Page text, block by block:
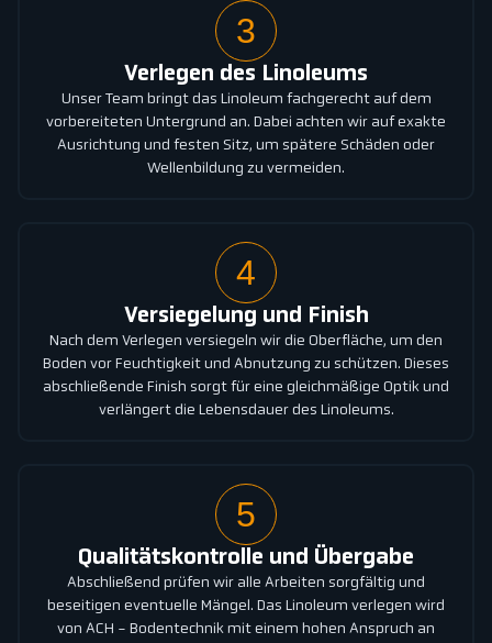
3
Verlegen des Linoleums
Unser Team bringt das Linoleum fachgerecht auf dem
vorbereiteten Untergrund an. Dabei achten wir auf exakte
Ausrichtung und festen Sitz, um spätere Schäden oder
Wellenbildung zu vermeiden.
4
Versiegelung und Finish
Nach dem Verlegen versiegeln wir die Oberfläche, um den
Boden vor Feuchtigkeit und Abnutzung zu schützen. Dieses
abschließende Finish sorgt für eine gleichmäßige Optik und
verlängert die Lebensdauer des Linoleums.
5
Qualitätskontrolle und Übergabe
Abschließend prüfen wir alle Arbeiten sorgfältig und
beseitigen eventuelle Mängel. Das Linoleum verlegen wird
von ACH - Bodentechnik mit einem hohen Anspruch an